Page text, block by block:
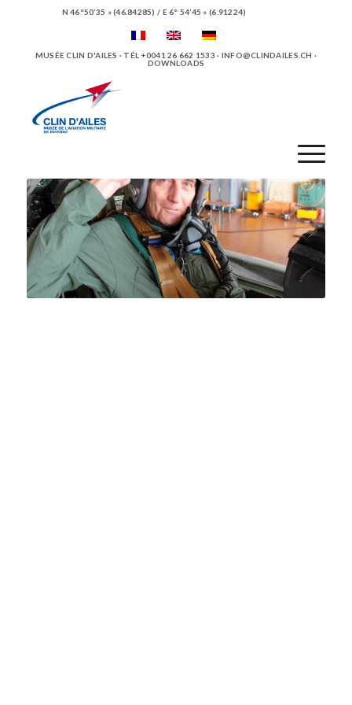
N 46°50’35 » (46.84285) / E 6° 54’45 » (6.91224)
MUSÉE CLIN D'AILES · TÉL +0041 26 662 1533 · INFO@CLINDAILES.CH ·
DOWNLOADS